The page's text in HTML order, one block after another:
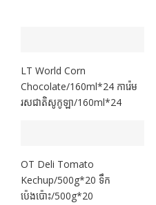
LT World Corn
Chocolate/160ml*24 ការ៉េម
រសជាតិសូកូឡា/160ml*24
OT Deli Tomato
Kechup/500g*20 ទឹក
ប៉េងប៉ោះ/500g*20